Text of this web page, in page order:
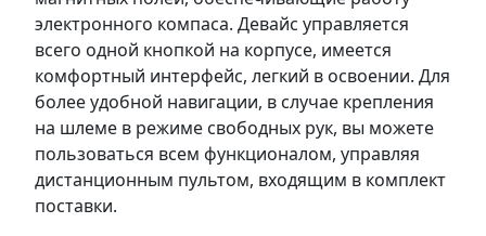
электронного компаса. Девайс управляется
всего одной кнопкой на корпусе, имеется
комфортный интерфейс, легкий в освоении. Для
более удобной навигации, в случае крепления
на шлеме в режиме свободных рук, вы можете
пользоваться всем функционалом, управляя
дистанционным пультом, входящим в комплект
поставки.